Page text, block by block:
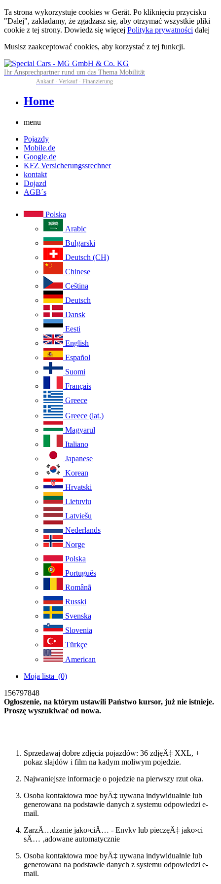
Ta strona wykorzystuje cookies w Gerät. Po kliknięciu przycisku
"Dalej", zakładamy, że zgadzasz się, aby otrzymać wszystkie pliki
cookie z tej strony. Dowiedz się więcej Polityka prywatności dalej
Musisz zaakceptować cookies, aby korzystać z tej funkcji.
Ihr Ansprechpartner rund um das Thema Mobilität
Ankauf · Verkauf · Finanzierung
Home
menu
Pojazdy
Mobile.de
Google.de
KFZ Versicherungssrechner
kontakt
Dojazd
AGB´s
Polska
Arabic
Bulgarski
Deutsch (CH)
Chinese
Ceština
Deutsch
Dansk
Eesti
English
Español
Suomi
Français
Greece
Greece (lat.)
Magyarul
Italiano
Japanese
Korean
Hrvatski
Lietuviu
Latviešu
Nederlands
Norge
Polska
Português
Românã
Russki
Svenska
Slovenia
Türkçe
American
Moja lista (0)
156797848
Ogłoszenie, na którym ustawili Państwo kursor, już nie istnieje.
Proszę wyszukiwać od nowa.
Sprzedawaj dobre zdjęcia pojazdów: 36 zdjęÄ‡ XXL, +
pokaz slajdów i film na kadym moliwym pojedzie.
Najwaniejsze informacje o pojedzie na pierwszy rzut oka.
Osoba kontaktowa moe byÄ‡ uywana indywidualnie lub
generowana na podstawie danych z systemu odpowiedzi e-
mail.
ZarzÄ…dzanie jako›ciÄ… - Envkv lub pieczęÄ‡ jako›ci
sÄ… ‚adowane automatycznie
Osoba kontaktowa moe byÄ‡ uywana indywidualnie lub
generowana na podstawie danych z systemu odpowiedzi e-
mail.